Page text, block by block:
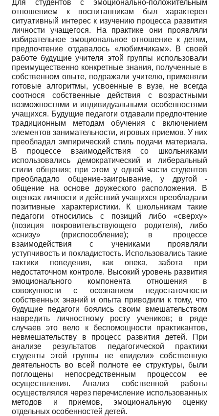
Для студентов с эмоционально-положительным
отношением к воспитанникам был характерен
ситуативный интерес к изучению процесса развития
личности учащегося. На практике они проявляли
избирательное эмоциональное отношение к детям,
предпочтение отдавалось «любимчикам». В своей
работе будущие учителя этой группы использовали
преимущественно конкретные знания, полученные в
собственном опыте, подражали учителю, применяли
готовые алгоритмы, усвоенные в вузе, не всегда
соотнося собственные действия с возрастными
возможностями и индивидуальными особенностями
учащихся. Будущие педагоги отдавали предпочтение
традиционным методам обучения с включением
элементов занимательности, игровых приемов. У них
преобладал эмпирический стиль подачи материала.
В процессе взаимодействия со школьниками
использовались демократический и либеральный
стили общения; при этом у одной части студентов
преобладало общение-заигрывание, у другой -
общение на основе дружеского расположения. В
оценках личности и действий учащихся преобладали
позитивные характеристики. К школьникам такие
педагоги относились с позиций либо «сверху»
(позиция покровительствующего родителя), либо
«снизу» (приспособление); в процессе
взаимодействия с учениками проявляли
уступчивость и покладистость. Использовались такие
тактики поведения, как опека, забота при
недостаточном контроле. Высокий уровень развития
эмоционального компонента отношения в
совокупности с осознанием недостаточности
собственных знаний и опыта приводили к тому, что
будущие педагоги боялись своим вмешательством
навредить личностному росту учеников; в ряде
случаев это вело к беспомощности практикантов,
невмешательству в процесс развития детей. При
анализе результатов педагогической практики
студенты этой группы не «видели» собственную
деятельность во всей полноте ее структуры, были
поглощены непосредственным процессом ее
осуществления. Анализ собственной работы
осуществлялся через перечисление использованных
методов и приемов, эмоциональную оценку
отдельных особенностей детей.